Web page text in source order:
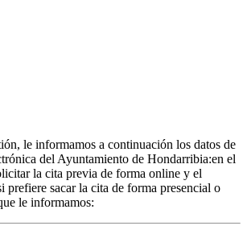
le informamos a continuación los datos de
del Ayuntamiento de Hondarribia:en el
la cita previa de forma online y el
prefiere sacar la cita de forma presencial o
le informamos: